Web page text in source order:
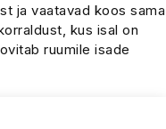
ja vaatavad koos sama
kus isal on
ruumile isade